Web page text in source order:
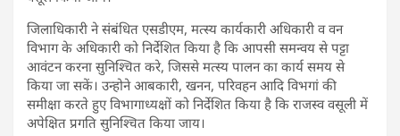
जिलाधिकारी ने संबंधित एसडीएम, मत्स्य कार्यकारी अधिकारी व वन
विभाग के अधिकारी को निर्देशित किया है कि आपसी समन्वय से पट्टा
आवंटन करना सुनिश्चित करे, जिससे मत्स्य पालन का कार्य समय से
किया जा सकें। उन्होने आबकारी, खनन, परिवहन आदि विभगां की
समीक्षा करते हुए विभागाध्यक्षों को निर्देशित किया है कि राजस्व वसूली में
अपेक्षित प्रगति सुनिश्चित किया जाय।